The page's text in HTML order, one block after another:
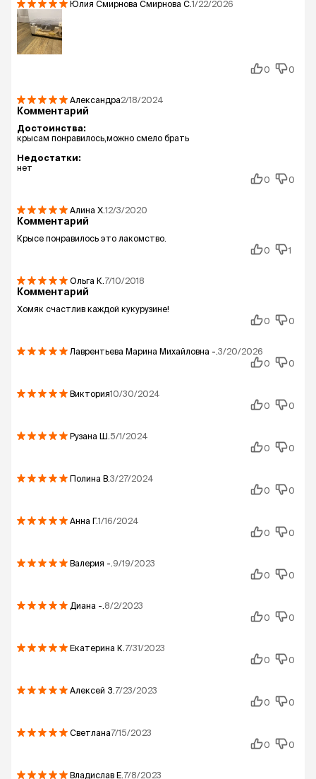
Юлия Смирнова Смирнова С.1/22/2026
0 0
Александра2/18/2024
Комментарий
Достоинства:
крысам понравилось,можно смело брать
Недостатки:
нет
0
0
Алина Х.12/3/2020
Комментарий
Крысе понравилось это лакомство.
0
1
Ольга К. 7/10/2018
Комментарий
Хомяк счастлив каждой кукурузине!
0
0
Лаврентьева Марина Михайловна -. 3/20/2026
0
0
Виктория10/30/2024
0
0
Рузана Ш. 5/1/2024
0
0
Полина В. 3/27/2024
0
0
Анна Г.1/16/2024
0
0
Валерия -. 9/19/2023
0
0
Диана -. 8/2/2023
0
0
Екатерина К. 7/31/2023
0
0
Алексей З. 7/23/2023
0
0
Светлана7/15/2023
0
0
Владислав Е. 7/8/2023